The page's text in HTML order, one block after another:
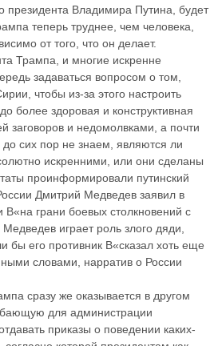
президента Владимира Путина, будет
теперь труднее, чем человека,
от того, что он делает.
Трампа, и многие искренне
задаваться вопросом о том,
чтобы из-за этого настроить
более здоровая и конструктивная
заговоров и недомолвками, а почти
сих пор не знаем, являются ли
искренними, или они сделаны
проинформировали путинский
Дмитрий Медведев заявил в
грани боевых столкновений с
играет роль злого дяди,
бы его противник В«сказал хоть еще
словами, нарратив о России
сразу же оказывается в другом
для администрации
приказы о поведении каких-